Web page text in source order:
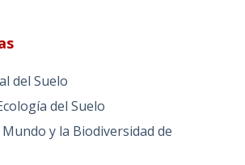
del Suelo
del Suelo
y la Biodiversidad de